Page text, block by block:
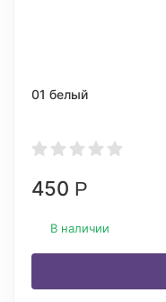
01 белый
450 Р
В наличии